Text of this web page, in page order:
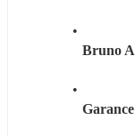
Bruno